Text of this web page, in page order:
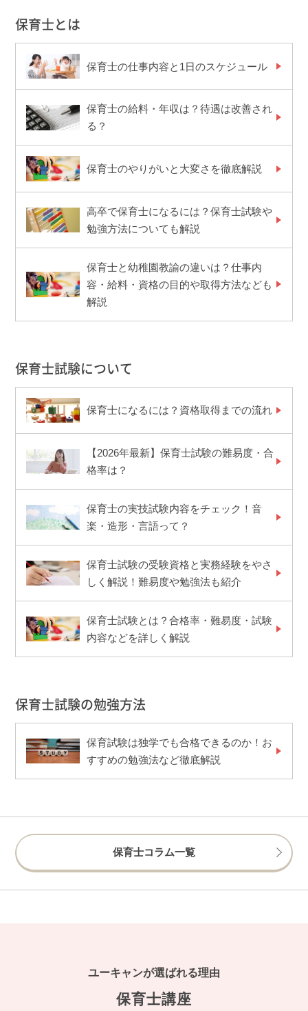
保育士とは
保育士の仕事内容と1日のスケジュール
保育士の給料・年収は？待遇は改善され
る？
保育士のやりがいと大変さを徹底解説
高卒で保育士になるには？保育士試験や
勉強方法についても解説
保育士と幼稚園教諭の違いは？仕事内
容・給料・資格の目的や取得方法なども
解説
保育士試験について
保育士になるには？資格取得までの流れ
【2026年最新】保育士試験の難易度・合
格率は？
保育士の実技試験内容をチェック！音
楽・造形・言語って？
保育士試験の受験資格と実務経験をやさ
しく解説！難易度や勉強法も紹介
保育士試験とは？合格率・難易度・試験
内容などを詳しく解説
保育士試験の勉強方法
保育試験は独学でも合格できるのか！お
すすめの勉強法など徹底解説
保育士コラム一覧
ユーキャンが選ばれる理由
保育士講座